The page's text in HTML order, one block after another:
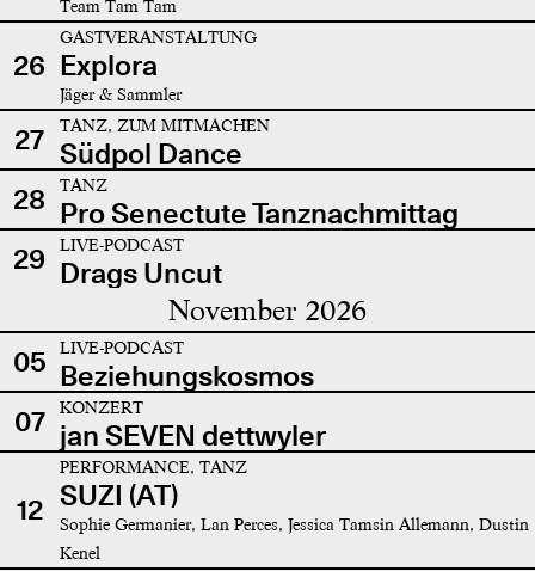
Team Tam Tam
26
GASTVERANSTALTUNG
Explora
Jäger & Sammler
27 TANZ, ZUM MITMACHEN
Südpol Dance
28
TANZ
Pro Senectute Tanznachmittag
29
LIVE-PODCAST
Drags Uncut
November 2026
05 LIVE-PODCAST
Beziehungskosmos
07
KONZERT
jan SEVEN dettwyler
12
PERFORMANCE, TANZ
SUZI (AT)
Sophie Germanier, Lan Perces, Jessica Tamsin Allemann, Dustin
Kenel